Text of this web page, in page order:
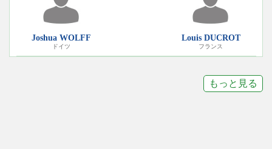
Joshua WOLFF
ドイツ
Louis DUCROT
フランス
もっと見る